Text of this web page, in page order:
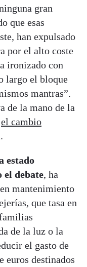
gran
que esas
han expulsado
por el alto coste
ironizado con
largo el bloque
mantras”.
de la mano de la
el cambio
estado
el debate, ha
mantenimiento
que tasa en
de la luz o la
el gasto de
euros destinados